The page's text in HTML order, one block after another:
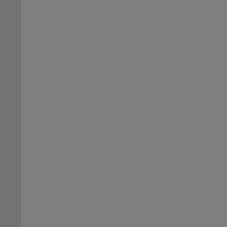
5.1.
5.3.
5.4.
9.1.